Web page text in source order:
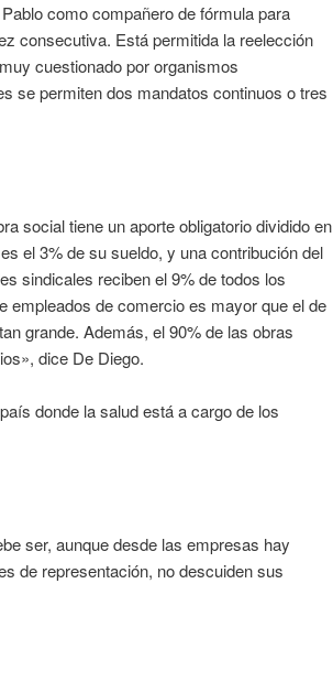
como compañero de fórmula para
consecutiva. Está permitida la reelección
cuestionado por organismos
se permiten dos mandatos continuos o tres
social tiene un aporte obligatorio dividido en
el 3% de su sueldo, y una contribución del
sindicales reciben el 9% de todos los
empleados de comercio es mayor que el de
grande. Además, el 90% de las obras
dice De Diego.
donde la salud está a cargo de los
ser, aunque desde las empresas hay
de representación, no descuiden sus